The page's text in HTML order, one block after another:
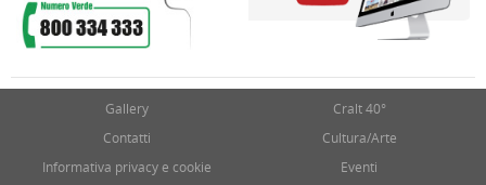
Gallery
Contatti
Informativa privacy e cookie
Cralt 40°
Cultura/Arte
Eventi